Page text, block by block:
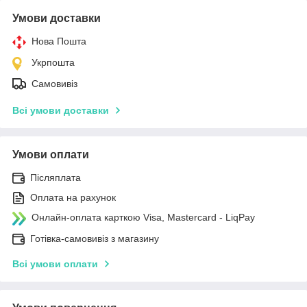
Умови доставки
Нова Пошта
Укрпошта
Самовивіз
Всі умови доставки
Умови оплати
Післяплата
Оплата на рахунок
Онлайн-оплата карткою Visa, Mastercard - LiqPay
Готівка-самовивіз з магазину
Всі умови оплати